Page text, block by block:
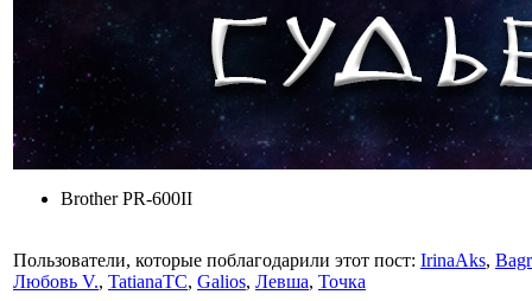
Brother PR-600II
Пользователи, которые поблагодарили этот пост: IrinaAks,
Любовь V., TatianaTC, Galios, Левша, Точка